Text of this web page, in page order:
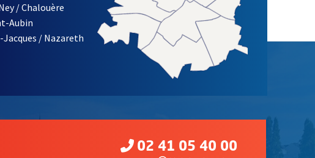
/ Chalouère
Aubin
/ Nazareth
02 41 05 40 00